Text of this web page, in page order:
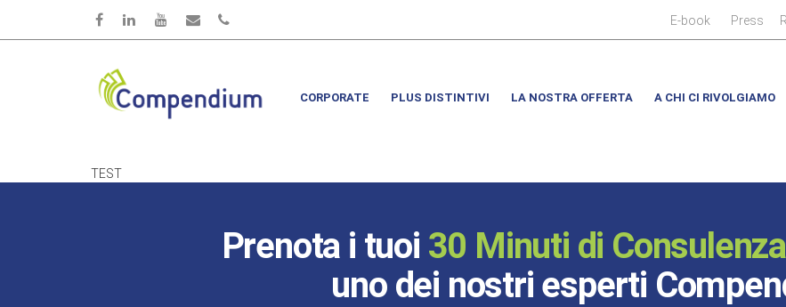
E-book
Press
CORPORATE PLUS DISTINTIVI LA NOSTRA OFFERTA A CHI CI RIVOLGIAMO
TEST
Prenota i tuoi 30 Minuti di
uno dei nostri esperti